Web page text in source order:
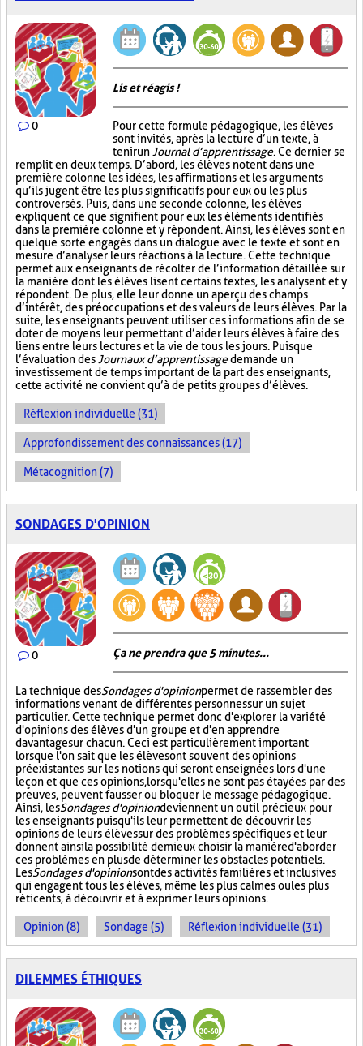
0
Lis et réagis !
Pour cette formule pédagogique, les élèves
sont invités, après la lecture d’un texte, à
tenir un Journal d’apprentissage. Ce dernier se
remplit en deux temps. D’abord, les élèves notent dans une
première colonne les idées, les affirmations et les arguments
qu’ils jugent être les plus significatifs pour eux ou les plus
controversés. Puis, dans une seconde colonne, les élèves
expliquent ce que signifient pour eux les éléments identifiés
dans la première colonne et y répondent. Ainsi, les élèves sont en
quelque sorte engagés dans un dialogue avec le texte et sont en
mesure d’analyser leurs réactions à la lecture. Cette technique
permet aux enseignants de récolter de l’information détaillée sur
la manière dont les élèves lisent certains textes, les analysent et y
répondent. De plus, elle leur donne un aperçu des champs
d’intérêt, des préoccupations et des valeurs de leurs élèves. Par la
suite, les enseignants peuvent utiliser ces informations afin de se
doter de moyens leur permettant d’aider leurs élèves à faire des
liens entre leurs lectures et la vie de tous les jours. Puisque
l’évaluation des Journaux d’apprentissagedemande un
investissement de temps important de la part des enseignants,
cette activité ne convient qu’à de petits groupes d’élèves.
Réflexion individuelle (31)
Approfondissement des connaissances (17)
Métacognition (7)
SONDAGES D'OPINION
0 Ça ne prendra que 5 minutes...
La technique desSondages d'opinionpermet de rassembler des
informations venant de différentes personnes sur un sujet
particulier. Cette technique permet donc d'explorer la variété
d'opinions des élèves d'un groupe et d'en apprendre
davantage sur chacun. Ceci est particulièrement important
lorsque l'on sait que les élèves ont souvent des opinions
préexistantes sur les notions qui seront enseignées lors d'une
leçon et que ces opinions, lorsqu'elles ne sont pas étayées par des
preuves, peuvent fausser ou bloquer le message pédagogique.
Ainsi, lesSondages d'opiniondeviennent un outil précieux pour
les enseignants puisqu'ils leur permettent de découvrir les
opinions de leurs élèves sur des problèmes spécifiques et leur
donnent ainsi la possibilité de mieux choisir la manière d'aborder
ces problèmes en plus de déterminer les obstacles potentiels.
LesSondages d'opinionsont des activités familières et inclusives
qui engagent tous les élèves, même les plus calmes ou les plus
réticents, à découvrir et à exprimer leurs opinions.
Opinion (8) Sondage (5) Réflexion individuelle (31)
DILEMMES ÉTHIQUES